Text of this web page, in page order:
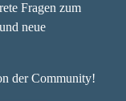
Fragen zum
neue
der Community!